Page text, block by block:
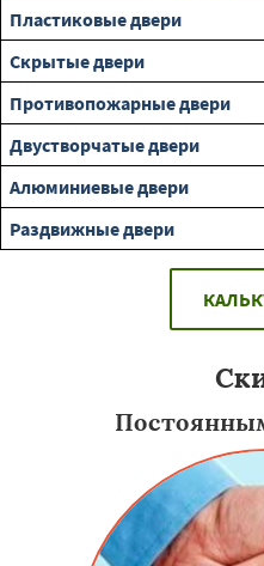
Пластиковые двери
Скрытые двери
Противопожарные двери
Двустворчатые двери
Алюминиевые двери
Раздвижные двери